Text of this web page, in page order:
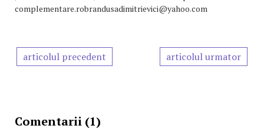
complementare.robrandusadimitrievici@yahoo.com
articolul precedent articolul urmator
Comentarii (1)